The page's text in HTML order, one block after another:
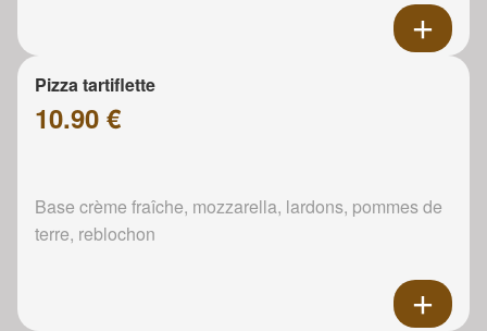
Pizza tartiflette
10.90 €
Base crème fraîche, mozzarella, lardons, pommes de
terre, reblochon